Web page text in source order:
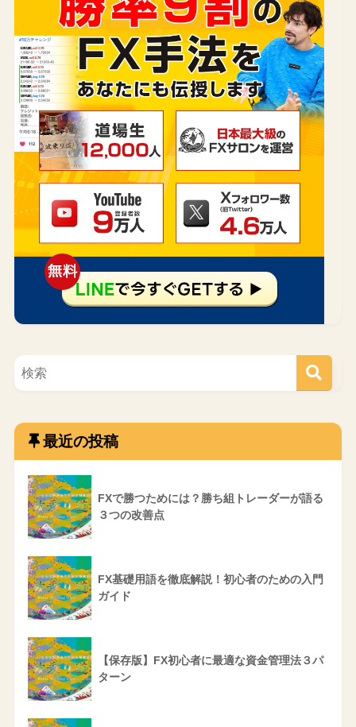
最近の投稿
FXで勝つためには？勝ち組トレーダーが語る
３つの改善点
FX基礎用語を徹底解説！初心者のための入門
ガイド
【保存版】FX初心者に最適な資金管理法３パ
ターン